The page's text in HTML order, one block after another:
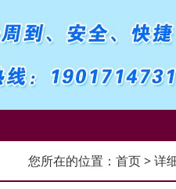
您所在的位置： 首页> 详